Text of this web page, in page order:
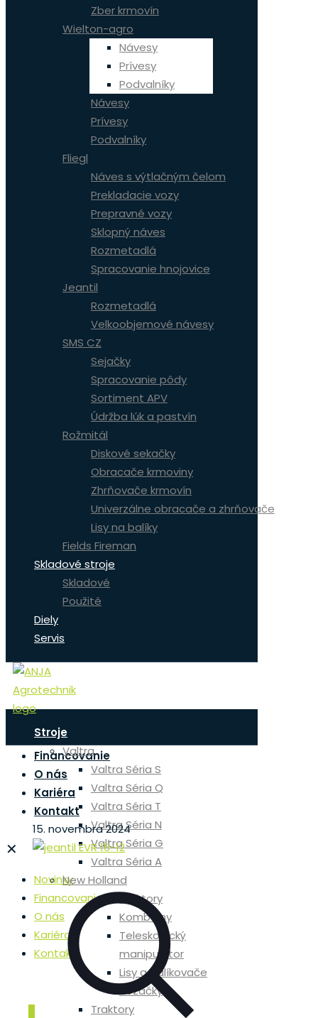
Zber krmovín
Wielton-agro
Návesy
Prívesy
Podvalníky
Návesy
Prívesy
Podvalníky
Fliegl
Náves s výtlačným čelom
Prekladacie vozy
Prepravné vozy
Sklopný náves
Rozmetadlá
Spracovanie hnojovice
Jeantil
Rozmetadlá
Velkoobjemové návesy
SMS CZ
Sejačky
Spracovanie pôdy
Sortiment APV
Údržba lúk a pastvín
Rožmitál
Diskové sekačky
Obracače krmoviny
Zhrňovače krmovín
Univerzálne obracače a zhrňovače
Lisy na balíky
Fields Fireman
Skladové stroje
Skladové
Použité
Diely
Servis
Novinky
Financovanie
O nás
Kariéra
Kontakt
✕
Novinky
Financovanie
O nás
Kariéra
Kontakt
Stroje
Valtra
Valtra Séria S
Valtra Séria Q
Valtra Séria T
Valtra Séria N
Valtra Séria G
Valtra Séria A
New Holland
Traktory
Kombajny
Teleskopický
manipulátor
Lisy a balíkovače
Rezačky
Traktory
15. novembra 2024